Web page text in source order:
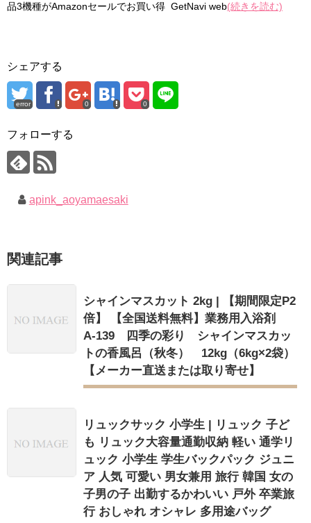
品3機種がAmazonセールでお買い得 GetNavi web(続きを読む)
シェアする
error 0 0
フォローする
apink_aoyamaesaki
関連記事
シャインマスカット 2kg | 【期間限定P2
倍】 【全国送料無料】業務用入浴剤
A-139 四季の彩り シャインマスカッ
トの香風呂（秋冬） 12kg（6kg×2袋）
【メーカー直送または取り寄せ】
リュックサック 小学生 | リュック 子ど
も リュック大容量通勤収納 軽い 通学リ
ュック 小学生 学生バックパック ジュニ
ア 人気 可愛い 男女兼用 旅行 韓国 女の
子男の子 出勤するかわいい 戸外 卒業旅
行 おしゃれ オシャレ 多用途バッグ